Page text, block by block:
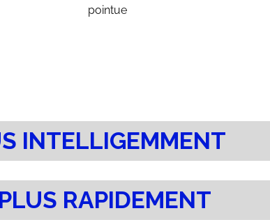
pointue
INTELLIGEMMENT
PLUS RAPIDEMENT